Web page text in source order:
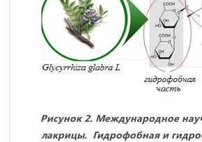
Рисунок 2. Международное
лакрицы. Гидрофобная и